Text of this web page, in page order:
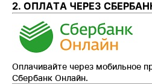
2. ОПЛАТА ЧЕРЕЗ
Оплачивайте через мобильное
Сбербанк Онлайн.